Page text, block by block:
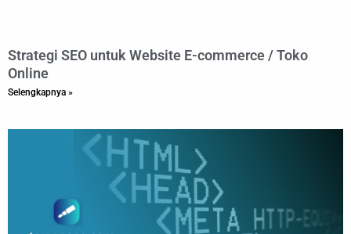
Strategi SEO untuk Website E-commerce / Toko
Online
Selengkapnya »